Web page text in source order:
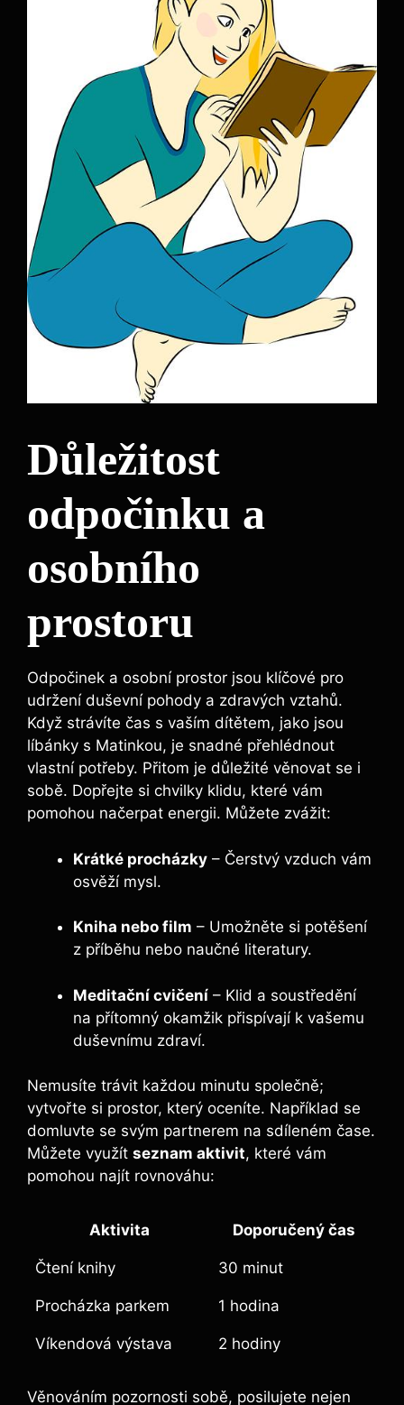
Důležitost
odpočinku a
osobního
prostoru
Odpočinek a osobní prostor jsou klíčové pro
udržení duševní pohody a zdravých vztahů.
Když strávíte čas s vaším dítětem, jako jsou
líbánky s Matinkou, je snadné přehlédnout
vlastní potřeby. Přitom je důležité věnovat se i
sobě. Dopřejte si chvilky klidu, které vám
pomohou načerpat energii. Můžete zvážit:
Krátké procházky – Čerstvý vzduch vám
osvěží mysl.
Kniha nebo film – Umožněte si potěšení
z příběhu nebo naučné literatury.
Meditační cvičení – Klid a soustředění
na přítomný okamžik přispívají k vašemu
duševnímu zdraví.
Nemusíte trávit každou minutu společně;
vytvořte si prostor, který oceníte. Například se
domluvte se svým partnerem na sdíleném čase.
Můžete využít seznam aktivit, které vám
pomohou najít rovnováhu:
Aktivita Doporučený čas
Čtení knihy 30 minut
Procházka parkem 1 hodina
Víkendová výstava 2 hodiny
Věnováním pozornosti sobě, posilujete nejen